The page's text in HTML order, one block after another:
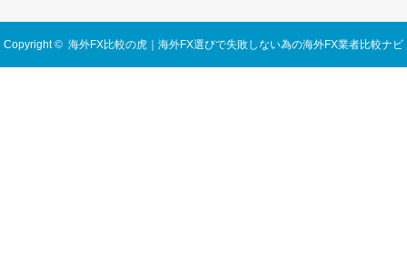
Copyright © 海外FX比較の虎｜海外FX選びで失敗しない為の海外FX業者比較ナビ